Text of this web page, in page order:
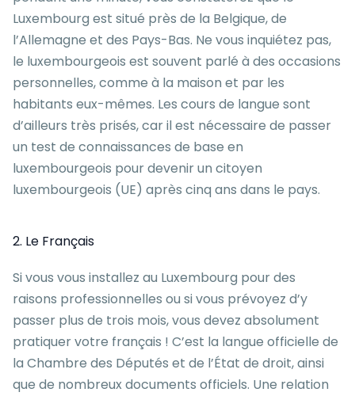
Luxembourg est situé près de la Belgique, de
l’Allemagne et des Pays-Bas. Ne vous inquiétez pas,
le luxembourgeois est souvent parlé à des occasions
personnelles, comme à la maison et par les
habitants eux-mêmes. Les cours de langue sont
d’ailleurs très prisés, car il est nécessaire de passer
un test de connaissances de base en
luxembourgeois pour devenir un citoyen
luxembourgeois (UE) après cinq ans dans le pays.
2. Le Français
Si vous vous installez au Luxembourg pour des
raisons professionnelles ou si vous prévoyez d’y
passer plus de trois mois, vous devez absolument
pratiquer votre français ! C’est la langue officielle de
la Chambre des Députés et de l’État de droit, ainsi
que de nombreux documents officiels. Une relation